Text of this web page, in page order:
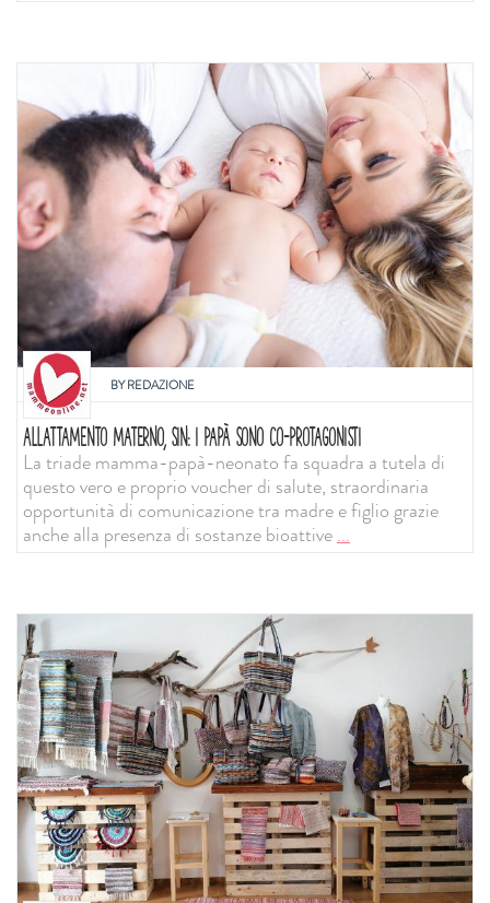
BYREDAZIONE
ALLATTAMENTO MATERNO, SIN: I PAPÀ SONO CO-PROTAGONISTI
La triade mamma-papà-neonato fa squadra a tutela di
questo vero e proprio voucher di salute, straordinaria
opportunità di comunicazione tra madre e figlio grazie
anche alla presenza di sostanze bioattive...